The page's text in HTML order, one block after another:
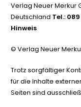
Verlag Neuer Merkur
Deutschland Tel.:
Hinweis
© Verlag Neuer
Trotz sorgfältiger
für die Inhalte
Seiten sind